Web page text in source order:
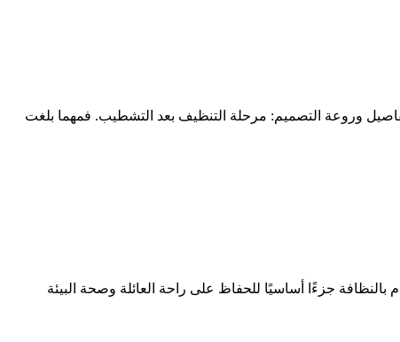
وروعة التصميم: مرحلة التنظيف بعد التشطيب. فمهما بلغت
جزءًا أساسيًا للحفاظ على راحة العائلة وصحة البيئة